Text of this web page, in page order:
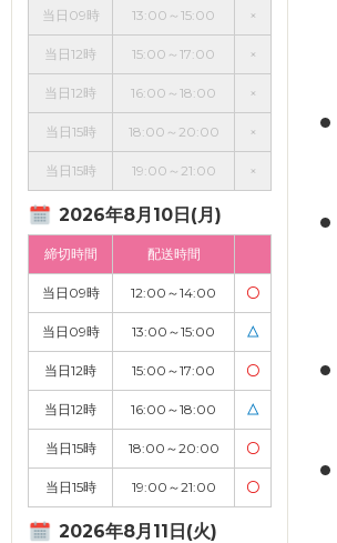
当日09時 13:00～15:00 ×
当日12時 15:00～17:00 ×
当日12時 16:00～18:00 ×
当日15時 18:00～20:00 ×
当日15時 19:00～21:00 ×
2026年8月10日(月)
締切時間 配送時間
当日09時 12:00～14:00 〇
当日09時 13:00～15:00 △
当日12時 15:00～17:00 〇
当日12時 16:00～18:00 △
当日15時 18:00～20:00 〇
当日15時 19:00～21:00 〇
2026年8月11日(火)